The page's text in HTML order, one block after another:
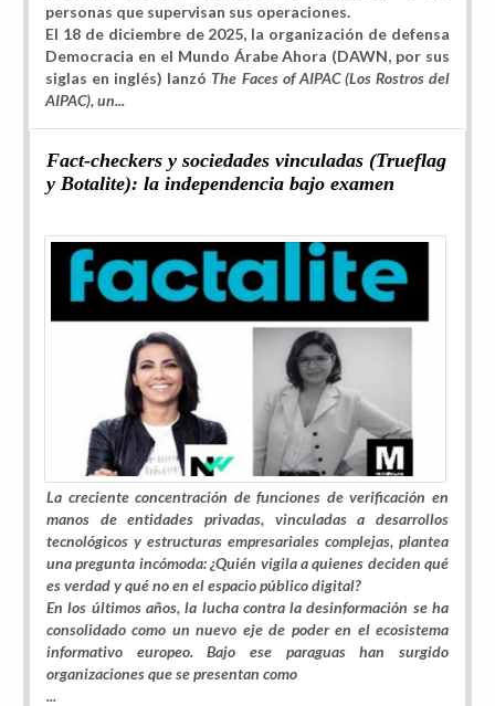
personas que supervisan sus operaciones.
El 18 de diciembre de 2025, la organización de defensa
Democracia en el Mundo Árabe Ahora (DAWN, por sus
siglas en inglés) lanzó The Faces of AIPAC (Los Rostros del
AIPAC), un...
Fact-checkers y sociedades vinculadas (Trueflag
y Botalite): la independencia bajo examen
La creciente concentración de funciones de verificación en
manos de entidades privadas, vinculadas a desarrollos
tecnológicos y estructuras empresariales complejas, plantea
una pregunta incómoda: ¿Quién vigila a quienes deciden qué
es verdad y qué no en el espacio público digital?
En los últimos años, la lucha contra la desinformación se ha
consolidado como un nuevo eje de poder en el ecosistema
informativo europeo. Bajo ese paraguas han surgido
organizaciones que se presentan como
...